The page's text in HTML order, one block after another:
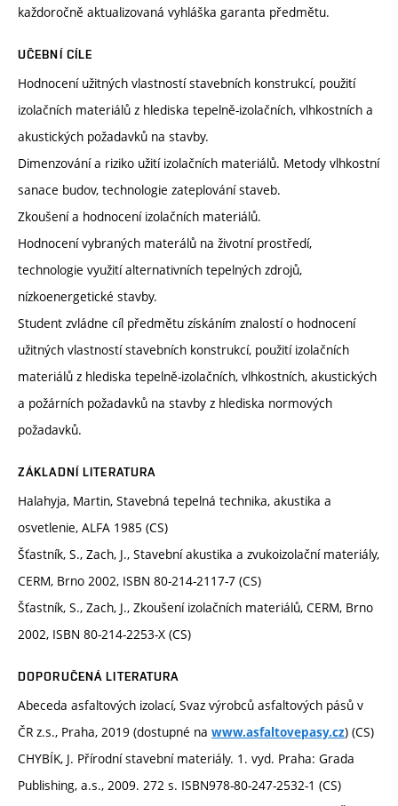
každoročně aktualizovaná vyhláška garanta předmětu.
UČEBNÍ CÍLE
Hodnocení užitných vlastností stavebních konstrukcí, použití
izolačních materiálů z hlediska tepelně-izolačních, vlhkostních a
akustických požadavků na stavby.
Dimenzování a riziko užití izolačních materiálů. Metody vlhkostní
sanace budov, technologie zateplování staveb.
Zkoušení a hodnocení izolačních materiálů.
Hodnocení vybraných materálů na životní prostředí,
technologie využití alternativních tepelných zdrojů,
nízkoenergetické stavby.
Student zvládne cíl předmětu získáním znalostí o hodnocení
užitných vlastností stavebních konstrukcí, použití izolačních
materiálů z hlediska tepelně-izolačních, vlhkostních, akustických
a požárních požadavků na stavby z hlediska normových
požadavků.
ZÁKLADNÍ LITERATURA
Halahyja, Martin, Stavebná tepelná technika, akustika a
osvetlenie, ALFA 1985 (CS)
Šťastník, S., Zach, J., Stavební akustika a zvukoizolační materiály,
CERM, Brno 2002, ISBN 80-214-2117-7 (CS)
Šťastník, S., Zach, J., Zkoušení izolačních materiálů, CERM, Brno
2002, ISBN 80-214-2253-X (CS)
DOPORUČENÁ LITERATURA
Abeceda asfaltových izolací, Svaz výrobců asfaltových pásů v
ČR z.s., Praha, 2019 (dostupné na www.asfaltovepasy.cz) (CS)
CHYBÍK, J. Přírodní stavební materiály. 1. vyd. Praha: Grada
Publishing, a.s., 2009. 272 s. ISBN978-80-247-2532-1 (CS)